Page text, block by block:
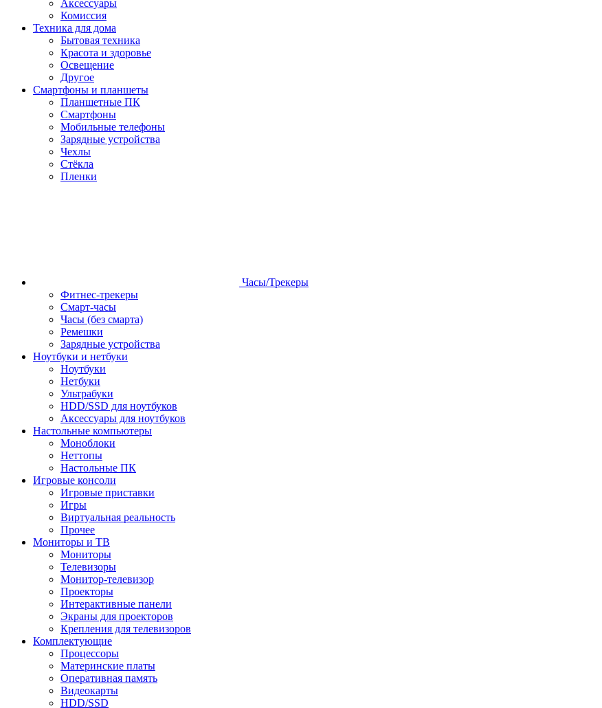
Аксессуары
Комиссия
Техника для дома
Бытовая техника
Красота и здоровье
Освещение
Другое
Смартфоны и планшеты
Планшетные ПК
Смартфоны
Мобильные телефоны
Зарядные устройства
Чехлы
Стёкла
Пленки
Часы/Трекеры
Фитнес-трекеры
Смарт-часы
Часы (без смарта)
Ремешки
Зарядные устройства
Ноутбуки и нетбуки
Ноутбуки
Нетбуки
Ультрабуки
HDD/SSD для ноутбуков
Аксессуары для ноутбуков
Настольные компьютеры
Моноблоки
Неттопы
Настольные ПК
Игровые консоли
Игровые приставки
Игры
Виртуальная реальность
Прочее
Мониторы и ТВ
Мониторы
Телевизоры
Монитор-телевизор
Проекторы
Интерактивные панели
Экраны для проекторов
Крепления для телевизоров
Комплектующие
Процессоры
Материнские платы
Оперативная память
Видеокарты
HDD/SSD